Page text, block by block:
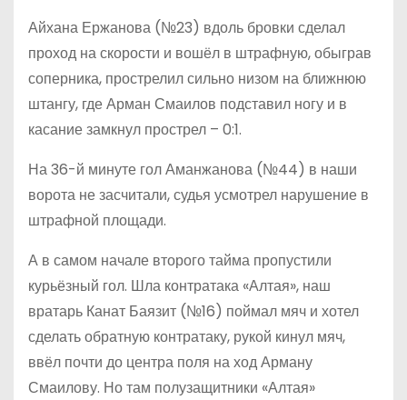
Айхана Ержанова (№23) вдоль бровки сделал
проход на скорости и вошёл в штрафную, обыграв
соперника, прострелил сильно низом на ближнюю
штангу, где Арман Смаилов подставил ногу и в
касание замкнул прострел – 0:1.
На 36-й минуте гол Аманжанова (№44) в наши
ворота не засчитали, судья усмотрел нарушение в
штрафной площади.
А в самом начале второго тайма пропустили
курьёзный гол. Шла контратака «Алтая», наш
вратарь Канат Баязит (№16) поймал мяч и хотел
сделать обратную контратаку, рукой кинул мяч,
ввёл почти до центра поля на ход Арману
Смаилову. Но там полузащитники «Алтая»